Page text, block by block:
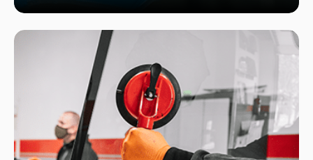
Sicherheit Ihrer Fahrzeugscheibe zu
gewährleisten. Vermeiden Sie größere Risse und
Schäden durch unser spezialisiertes Verfahren,
das die Integrität Ihrer Scheibe effektiv
wiederherstellt.